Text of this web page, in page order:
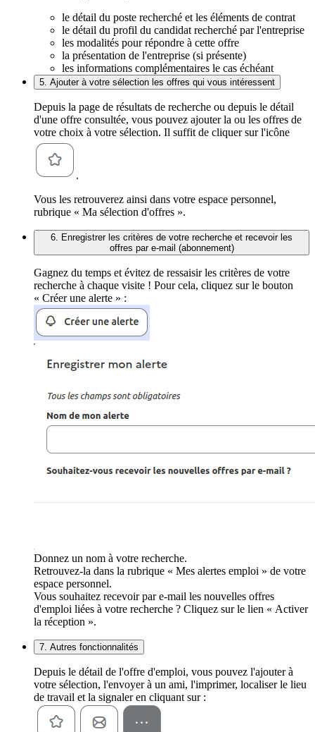
le détail du poste recherché et les éléments de contrat
le détail du profil du candidat recherché par l'entreprise
les modalités pour répondre à cette offre
la présentation de l'entreprise (si présente)
les informations complémentaires le cas échéant
5. Ajouter à votre sélection les offres qui vous intéressent
Depuis la page de résultats de recherche ou depuis le détail
d'une offre consultée, vous pouvez ajouter la ou les offres de
votre choix à votre sélection. Il suffit de cliquer sur l'icône
.
Vous les retrouverez ainsi dans votre espace personnel,
rubrique « Ma sélection d'offres ».
6. Enregistrer les critères de votre recherche et recevoir les
offres par e-mail (abonnement)
Gagnez du temps et évitez de ressaisir les critères de votre
recherche à chaque visite ! Pour cela, cliquez sur le bouton
« Créer une alerte » :
Donnez un nom à votre recherche.
Retrouvez-la dans la rubrique « Mes alertes emploi » de votre
espace personnel.
Vous souhaitez recevoir par e-mail les nouvelles offres
d'emploi liées à votre recherche ? Cliquez sur le lien « Activer
la réception ».
7. Autres fonctionnalités
Depuis le détail de l'offre d'emploi, vous pouvez l'ajouter à
votre sélection, l'envoyer à un ami, l'imprimer, localiser le lieu
de travail et la signaler en cliquant sur :